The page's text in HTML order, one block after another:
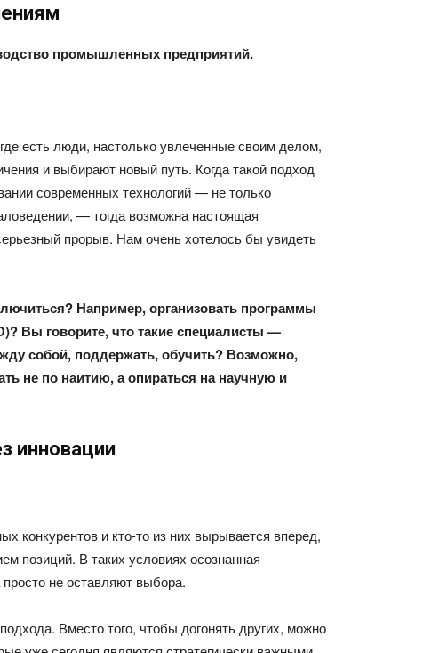
промышленных предприятий.
есть люди, настолько увлеченные своим делом,
и выбирают новый путь. Когда такой подход
современных технологий — не только
— тогда возможна настоящая
прорыв. Нам очень хотелось бы увидеть
Например, организовать программы
Вы говорите, что такие специалисты —
собой, поддержать, обучить? Возможно,
не по наитию, а опираться на научную и
инновации
конкурентов и кто-то из них вырывается вперед,
позиций. В таких условиях осознанная
не оставляют выбора.
Вместо того, чтобы догонять других, можно